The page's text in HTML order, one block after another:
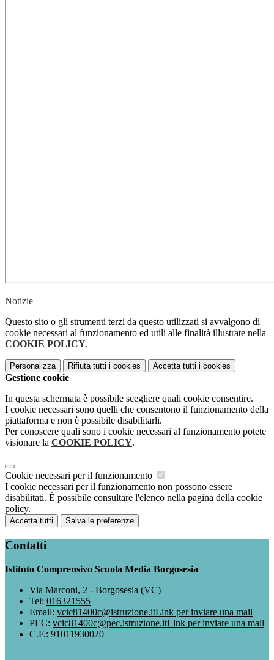
Notizie
Questo sito o gli strumenti terzi da questo utilizzati si avvalgono di
cookie necessari al funzionamento ed utili alle finalità illustrate nella
COOKIE POLICY.
Personalizza Rifiuta tutti i cookies Accetta tutti i cookies
Gestione cookie
In questa schermata è possibile scegliere quali cookie consentire.
I cookie necessari sono quelli che consentono il funzionamento della
piattaforma e non è possibile disabilitarli.
Per conoscere quali sono i cookie necessari al funzionamento potete
visionare la COOKIE POLICY.
Cookie necessari per il funzionamento
I cookie necessari per il funzionamento non possono essere
disabilitati. È possibile consultare l'elenco nella pagina della cookie
policy.
Accetta tutti Salva le preferenze
Contatti
Istituto Comprensivo Scuola Media Borgosesia
Via Marconi, 2 - Borgosesia (VC)
Tel: 016321555
Email: vcic81400c@istruzione.itLink per inviare una mail
PEC: vcic81400c@pec.istruzione.itLink per inviare una mail
C.F.: 91011930020